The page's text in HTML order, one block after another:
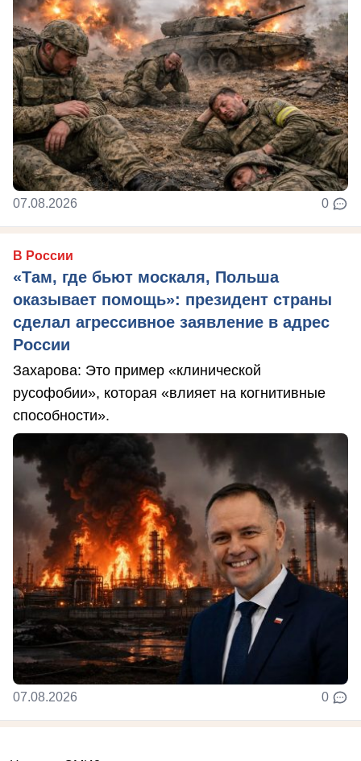
07.08.2026 0
В России
«Там, где бьют москаля, Польша
оказывает помощь»: президент страны
сделал агрессивное заявление в адрес
России
Захарова: Это пример «клинической
русофобии», которая «влияет на когнитивные
способности».
07.08.2026 0